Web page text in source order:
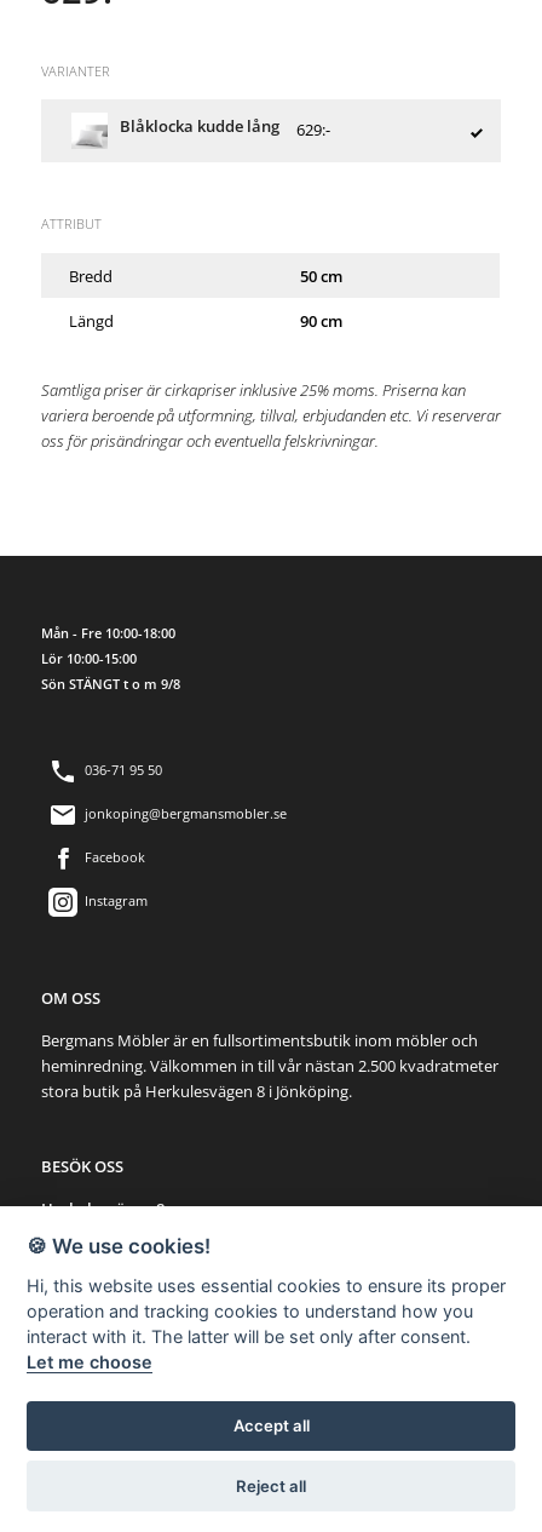
VARIANTER
Blåklocka kudde lång 629:-
ATTRIBUT
Bredd 50 cm
Längd 90 cm
Samtliga priser är cirkapriser inklusive 25% moms. Priserna kan
variera beroende på utformning, tillval, erbjudanden etc. Vi reserverar
oss för prisändringar och eventuella felskrivningar.
Mån - Fre 10:00-18:00
Lör 10:00-15:00
Sön STÄNGT t o m 9/8
036-71 95 50
jonkoping@bergmansmobler.se
Facebook
Instagram
OM OSS
Bergmans Möbler är en fullsortimentsbutik inom möbler och
heminredning. Välkommen in till vår nästan 2.500 kvadratmeter
stora butik på Herkulesvägen 8 i Jönköping.
BESÖK OSS
Herkulesvägen 8
553 03 Jönköping
Karta via Google Maps
SNABBLÄNKAR
Möbler
🍪 We use cookies!
Hi, this website uses essential cookies to ensure its proper
operation and tracking cookies to understand how you
interact with it. The latter will be set only after consent.
Let me choose
Accept all
Reject all